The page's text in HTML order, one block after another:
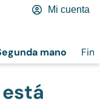
mano
Mi cuenta